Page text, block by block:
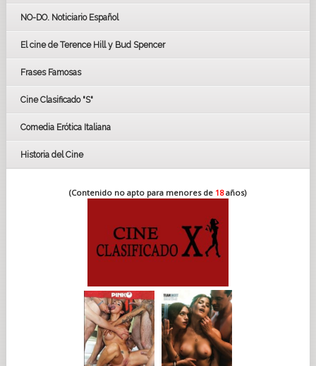
GOYAS
BAFTA
NO-DO. Noticiario Español
El cine de Terence Hill y Bud Spencer
Frases Famosas
Cine Clasificado "S"
Comedia Erótica Italiana
Historia del Cine
(Contenido no apto para menores de 18años)